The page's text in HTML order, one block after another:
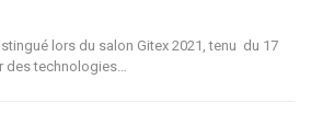
lors du salon Gitex 2021, tenu du 17
des technologies…